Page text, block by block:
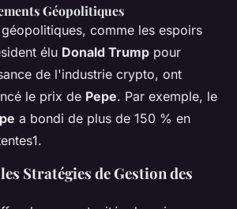
Géopolitiques
comme les espoirs
élu Donald Trump pour
de l'industrie crypto, ont
le prix de Pepe. Par exemple, le
a bondi de plus de 150 % en
Stratégies de Gestion des